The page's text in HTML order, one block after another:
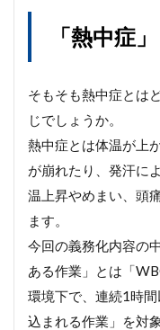
「熱中症
そもそも熱中症とは
じでしょうか。
熱中症とは体温が上
が崩れたり、発汗に
温上昇やめまい、頭
ます。
今回の義務化内容の
ある作業」とは「
環境下で、連続1時
込まれる作業」を対